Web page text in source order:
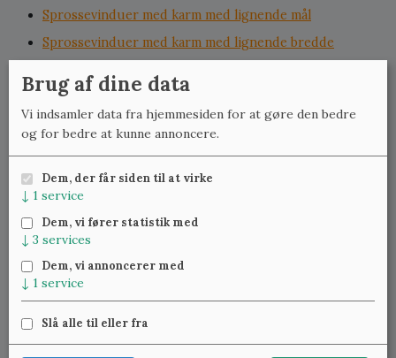
Sprossevinduer med karm med lignende mål
Sprossevinduer med karm med lignende bredde
Koblede- og termovinduer med lignende mål
Koblede- og termovinduer med lignende bredde
Koblede- og termovinduer med lignende højde
nye varer.
Brug af dine data
Vi indsamler data fra hjemmesiden for at gøre den bedre
og for bedre at kunne annoncere.
Dem, der får siden til at virke
↓ 1 service
Dem, vi fører statistik med
↓ 3 services
Dem, vi annoncerer med
↓ 1 service
Slå alle til eller fra